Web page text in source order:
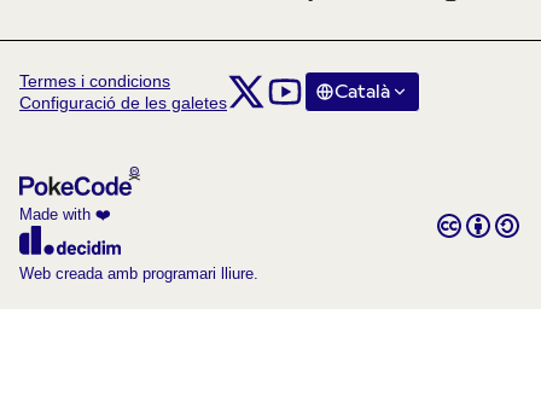
Termes i condicions
Configuració de les galetes
Comunitat Col·laboratori Catalunya a X
Comunitat Col·laboratori Catalunya
Català
Triar la llengua
Made with ❤️
(Enllaç extern)
Web creada amb programari lliure.
Amb
(Enllaç